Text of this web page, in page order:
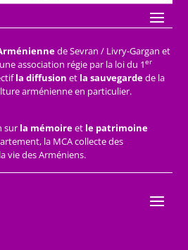
de Sevran / Livry-Gargan et
association régie par la loi du 1er
la diffusion et la sauvegardede la
arménienne en particulier.
sur la mémoireet le patrimoine
la MCA collecte des
vie des Arméniens.